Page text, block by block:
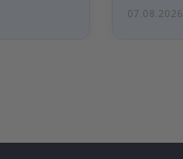
07.08.2026